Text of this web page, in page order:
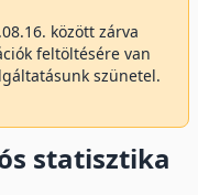
között zárva
feltöltésére van
szünetel.
statisztika